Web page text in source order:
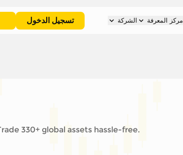
مركز المعرفة الشركة تسجيل الدخول
330+ global assets hassle-free.